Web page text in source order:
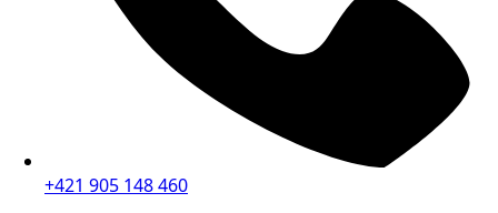
+421 905 148 460